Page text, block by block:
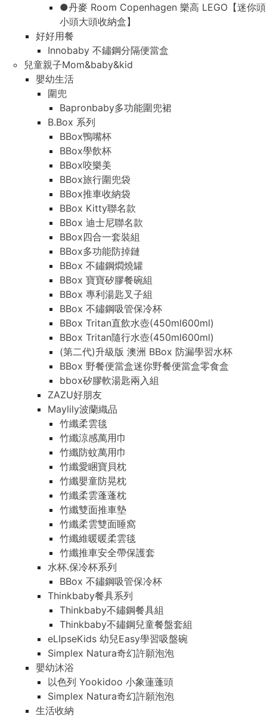
●丹麥 Room Copenhagen 樂高 LEGO【迷你頭
小頭大頭收納盒】
好好用餐
Innobaby 不鏽鋼分隔便當盒
兒童親子Mom&baby&kid
嬰幼生活
圍兜
Bapronbaby多功能圍兜裙
B.Box 系列
BBox鴨嘴杯
BBox學飲杯
BBox咬樂美
BBox旅行圍兜袋
BBox推車收納袋
BBox Kitty聯名款
BBox 迪士尼聯名款
BBox四合一套裝組
BBox多功能防掉鏈
BBox 不鏽鋼燜燒罐
BBox 寶寶矽膠餐碗組
BBox 專利湯匙叉子組
BBox 不鏽鋼吸管保冷杯
BBox Tritan直飲水壺(450ml600ml)
BBox Tritan隨行水壺(450ml600ml)
(第二代)升級版 澳洲 BBox 防漏學習水杯
BBox 野餐便當盒迷你野餐便當盒零食盒
bbox矽膠軟湯匙兩入組
ZAZU好朋友
Maylily波蘭織品
竹纖柔雲毯
竹纖涼感萬用巾
竹纖防蚊萬用巾
竹纖愛睏寶貝枕
竹纖嬰童防晃枕
竹纖柔雲蓬蓬枕
竹纖雙面推車墊
竹纖柔雲雙面睡窩
竹纖維暖暖柔雲毯
竹纖推車安全帶保護套
水杯.保冷杯系列
BBox 不鏽鋼吸管保冷杯
Thinkbaby餐具系列
Thinkbaby不鏽鋼餐具組
Thinkbaby不鏽鋼兒童餐盤套組
eLIpseKids 幼兒Easy學習吸盤碗
Simplex Natura奇幻許願泡泡
嬰幼沐浴
以色列 Yookidoo 小象蓮蓬頭
Simplex Natura奇幻許願泡泡
生活收納